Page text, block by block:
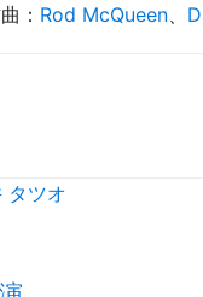
： Rod McQueen、
タツオ